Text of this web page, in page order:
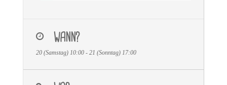
WANN?
20 (Samstag) 10:00 - 21 (Sonntag) 17:00